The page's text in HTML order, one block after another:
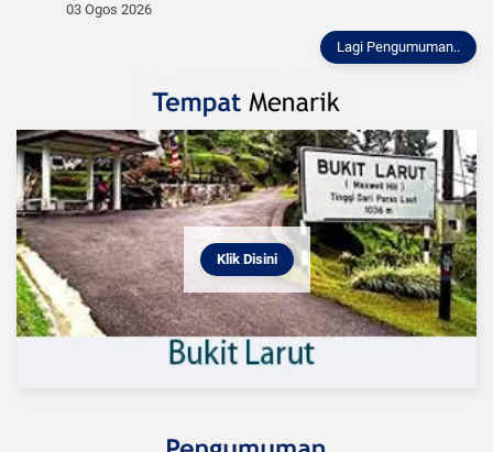
03 Ogos 2026
Lagi Pengumuman..
Klik Disini